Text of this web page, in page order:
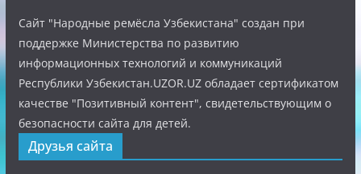
Сайт "Народные ремёсла Узбекистана" создан при
поддержке Министерства по развитию
информационных технологий и коммуникаций
Республики Узбекистан.UZOR.UZ обладает сертификатом
качестве "Позитивный контент", свидетельствующим о
безопасности сайта для детей.
Друзья сайта